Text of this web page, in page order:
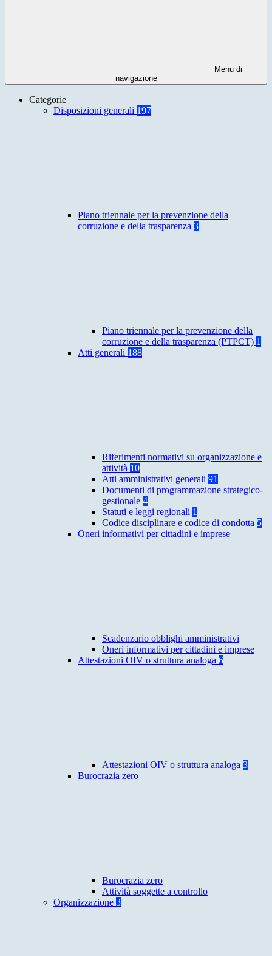
Menu di
navigazione
Categorie
Disposizioni generali 197
Piano triennale per la prevenzione della
corruzione e della trasparenza 3
Piano triennale per la prevenzione della
corruzione e della trasparenza (PTPCT) 1
Atti generali 188
Riferimenti normativi su organizzazione e
attività 10
Atti amministrativi generali 91
Documenti di programmazione strategico-
gestionale 4
Statuti e leggi regionali 1
Codice disciplinare e codice di condotta 5
Oneri informativi per cittadini e imprese
Scadenzario obblighi amministrativi
Oneri informativi per cittadini e imprese
Attestazioni OIV o struttura analoga 6
Attestazioni OIV o struttura analoga 3
Burocrazia zero
Burocrazia zero
Attività soggette a controllo
Organizzazione 3